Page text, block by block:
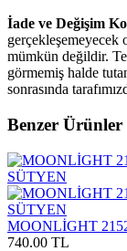
İade ve Değişim
mümkün değildir.
görmemiş halde
sonrasında
Benzer Ürünler
MOONLİGHT
740.00 TL